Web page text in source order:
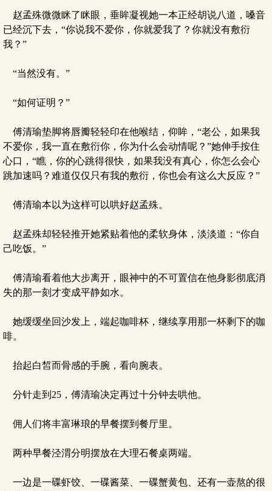
赵孟殊微微眯了眯眼，垂眸凝视她一本正经胡说八道，嗓音
已经沉下去，“你说我不爱你，你就爱我了？你就没有敷衍
我？”
“当然没有。”
“如何证明？”
傅清瑜垫脚将唇瓣轻轻印在他喉结，仰眸，“老公，如果我
不爱你，我一直在敷衍你，你为什么会动情呢？”她伸手按住
心口，“瞧，你的心跳得很快，如果我没有真心，你怎么会心
跳加速吗？难道仅仅只有我的敷衍，你也会有这么大反应？”
傅清瑜本以为这样可以哄好赵孟殊。
赵孟殊却轻轻推开她紧贴着他的柔软身体，淡淡道：“你自
己吃饭。”
傅清瑜看着他大步离开，眼神中的不可置信在他身影彻底消
失的那一刻才变成平静如水。
她缓缓坐回沙发上，端起咖啡杯，继续享用那一杯剩下的咖
啡。
抬起白皙而骨感的手腕，看向腕表。
分针走到25，傅清瑜决定再过十分钟去哄他。
佣人们将丰富琳琅的早餐摆到餐厅里。
两种早餐泾渭分明摆放在大理石餐桌两端。
一边是一碟虾饺、一碟酱菜、一碟蟹黄包、还有一壶熬的很